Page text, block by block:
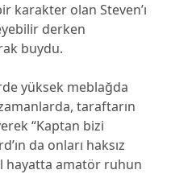
karakter olan Steven’ı
derken
buydu.
yüksek meblağda
taraftarın
“Kaptan bizi
da onları haksız
hayatta amatör ruhun